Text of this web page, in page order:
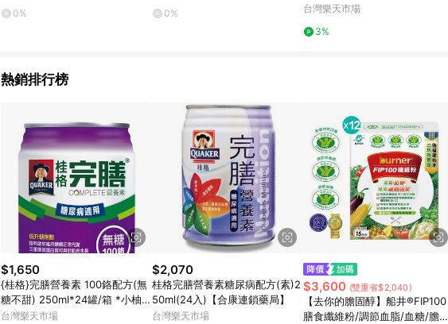
0%
0%
050元
台灣樂天市場
3%
熱銷排行榜
$1,650
{桂格}完膳營養素 100鉻配方(無
糖不甜) 250ml*24罐/箱 *小柚子
*
台灣樂天市場
$2,070
桂格完膳營養素糖尿病配方(素)2
50ml(24入)【合康連鎖藥局】
台灣樂天市場
$3,600 (雙重省$2,040)
【去你的膽固醇】船井®FIP100
膳食纖維粉/調節血脂/血糖/膽固